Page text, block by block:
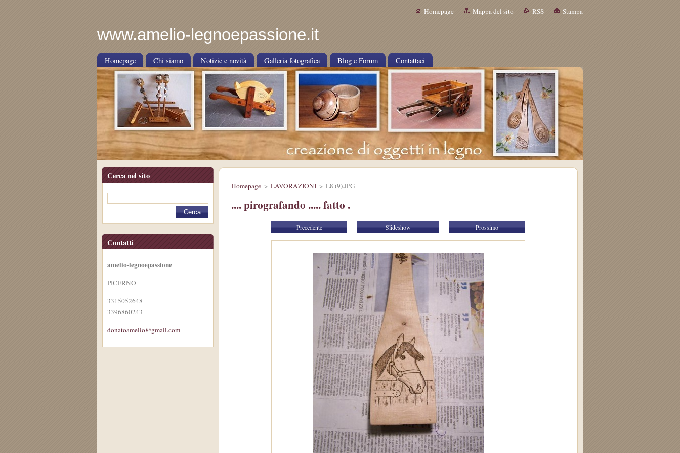
Homepage Mappa del sito RSS Stampa
www.amelio-legnoepassione.it
Homepage Chi siamo Notizie e novità Galleria fotografica Blog e Forum Contattaci
Cerca nel sito
Contatti
amelio-legnoepassione
PICERNO
3315052648
3396860243
donatoamelio@gmail.com
Homepage > LAVORAZIONI > L8 (9).JPG
.... pirografando ..... fatto .
Precedente Slideshow Prossimo